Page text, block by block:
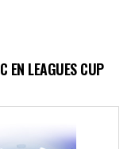
EN LEAGUES CUP